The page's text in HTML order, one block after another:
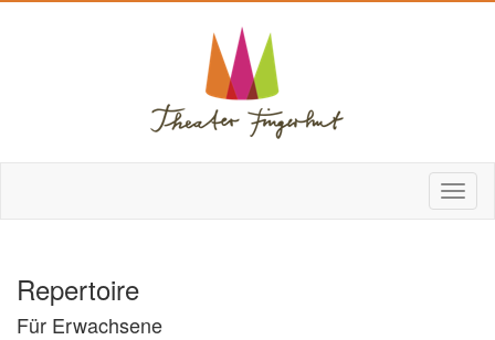
Repertoire
Für Erwachsene